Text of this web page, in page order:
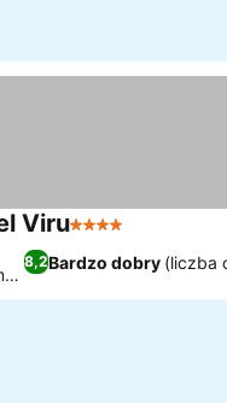
Viru4 Kategoria
8,2Bardzo dobry (liczba